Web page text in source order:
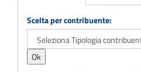
Adempimento
Scelta per contribuente: